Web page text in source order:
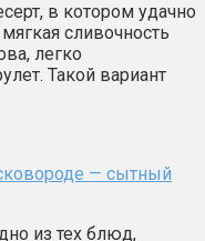
в котором удачно
сливочность
легко
Такой вариант
— сытный
из тех блюд,